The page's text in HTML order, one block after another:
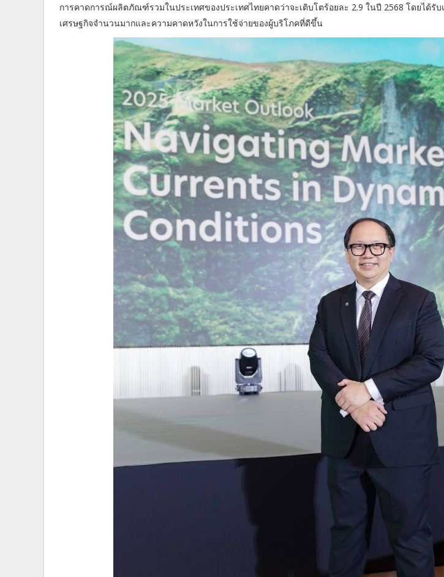
การคาดการณ์ผลิตภัณฑ์รวมในประเทศของประเทศไทยคาดว่าจะเติบโตร้อยละ 2.9 ในปี 2568 โดยได้รั
เศรษฐกิจจำนวนมากและความคาดหวังในการใช้จ่ายของผู้บริโภคที่ดีขึ้น